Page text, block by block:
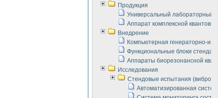
Продукция
Универсальный лабораторный
Аппарат комплексной
Внедрение
Компьютерная генераторно-
Функциональные блоки стенда
Аппараты биорезонансной
Исследования
Стендовые испытания
Автоматизированная